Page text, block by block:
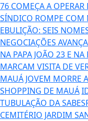
76 COMEÇA A
SÍNDICO ROMPE COM
EBULIÇÃO: SEIS
NEGOCIAÇÕES
NA PAPA JOÃO 23 E NA
MARCAM VISITA DE
MAUÁ JOVEM MORRE
SHOPPING DE MAUÁ
TUBULAÇÃO DA
CEMITÉRIO JARDIM